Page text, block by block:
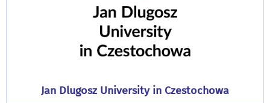
Jan Dlugosz University in Czestochowa